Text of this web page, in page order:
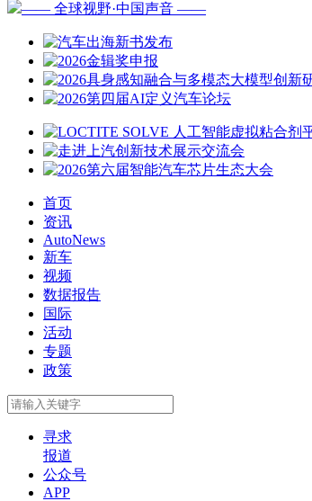
—— 全球视野·中国声音 ——
首页
资讯
AutoNews
新车
视频
数据报告
国际
活动
专题
政策
寻求
报道
公众号
APP